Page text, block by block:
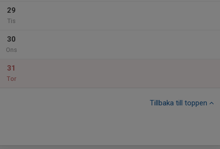
29
Tis
30
Ons
31
Tor
Tillbaka till toppen